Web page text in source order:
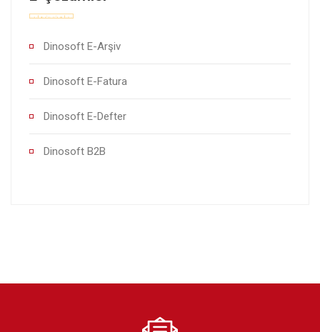
Dinosoft E-Arşiv
Dinosoft E-Fatura
Dinosoft E-Defter
Dinosoft B2B